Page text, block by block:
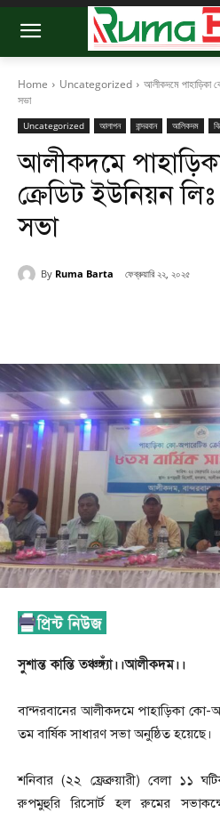
Home Uncategorized
আলীকদমে পাহাড়িকা
সভা
Uncategorized আলাপন বান্দরবান আলিকদম
আলীকদমে
ক্রেডিট ইউনিয়ন লিঃ
সভা
By Ruma Barta ফেব্রুয়ারি ২২, ২০২৫
সুশান্ত কান্তি তঞ্চঙ্গ্যাঁ।।আলীকদম।।
বান্দরবানের আলীকদমে পাহাড়িকা কো-
তম বার্ষিক সাধারণ সভা অনুষ্ঠিত হয়েছে।
শনিবার (২২ ফ্রেব্রুয়ারী) বেলা ১১
রুপমুহুরি রিসোর্ট হল রুমের